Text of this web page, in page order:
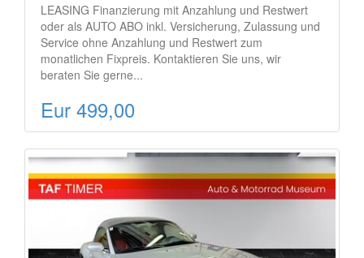
LEASING Finanzierung mit Anzahlung und Restwert
oder als AUTO ABO inkl. Versicherung, Zulassung und
Service ohne Anzahlung und Restwert zum
monatlichen Fixpreis. Kontaktieren Sie uns, wir
beraten Sie gerne...
Eur 499,00